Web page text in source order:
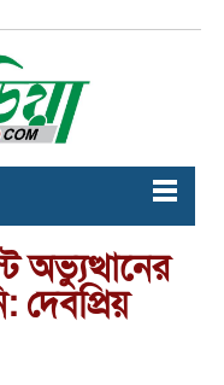
অভ্যুত্থানের
দেবপ্রিয়